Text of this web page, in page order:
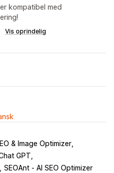
kompatibel med
Vis oprindelig
& Image Optimizer
GPT
SEOAnt ‑ AI SEO Optimizer